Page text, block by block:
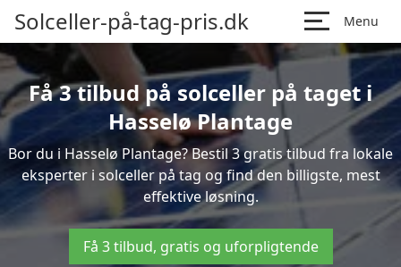
Solceller-på-tag-pris.dk Menu
Få 3 tilbud på solceller på taget i
Hasselø Plantage
Bor du i Hasselø Plantage? Bestil 3 gratis tilbud fra lokale
eksperter i solceller på tag og find den billigste, mest
effektive løsning.
Få 3 tilbud, gratis og uforpligtende